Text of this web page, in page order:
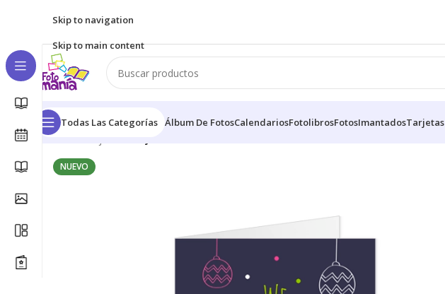
Skip to navigation
Skip to main content
Todas Las Categorías Álbum De FotosCalendariosFotolibrosFotosImantadosTarjetas
Inicio
NUEVO